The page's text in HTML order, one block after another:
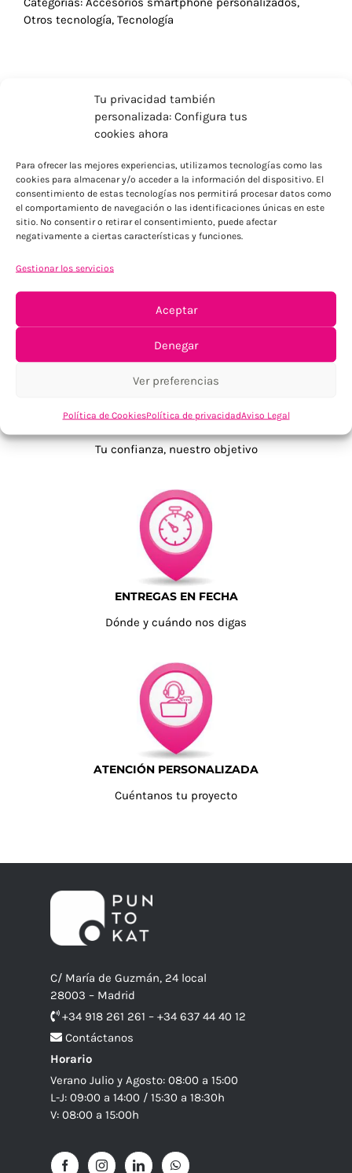
Tu privacidad también
personalizada: Configura tus
cookies ahora
Para ofrecer las mejores experiencias, utilizamos tecnologías como las
cookies para almacenar y/o acceder a la información del dispositivo. El
consentimiento de estas tecnologías nos permitirá procesar datos como
el comportamiento de navegación o las identificaciones únicas en este
sitio. No consentir o retirar el consentimiento, puede afectar
negativamente a ciertas características y funciones.
Gestionar los servicios
Aceptar
Denegar
Ver preferencias
Política de CookiesPolítica de privacidadAviso Legal
Otros tecnología, Tecnología
Para Península, resto consultar
TU SATISFACCIÓN = LA NUESTRA
Tu confianza, nuestro objetivo
ENTREGAS EN FECHA
Dónde y cuándo nos digas
ATENCIÓN PERSONALIZADA
Cuéntanos tu proyecto
C/ María de Guzmán, 24 local
28003 – Madrid
+34 918 261 261 – +34 637 44 40 12
Contáctanos
Horario
Verano Julio y Agosto: 08:00 a 15:00
L-J: 09:00 a 14:00 / 15:30 a 18:30h
V: 08:00 a 15:00h